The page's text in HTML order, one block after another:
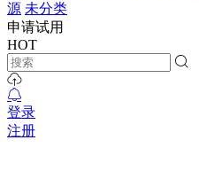
源 未分类
申请试用
HOT
登录
注册